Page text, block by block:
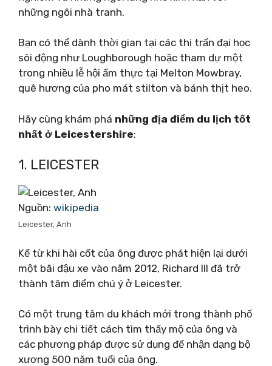
những ngôi nhà tranh.
Bạn có thể dành thời gian tại các thị trấn đại học
sôi động như Loughborough hoặc tham dự một
trong nhiều lễ hội ẩm thực tại Melton Mowbray,
quê hương của pho mát stilton và bánh thịt heo.
Hãy cùng khám phá những địa điểm du lịch tốt
nhất ở Leicestershire:
1. LEICESTER
Nguồn: wikipedia
Leicester, Anh
Kể từ khi hài cốt của ông được phát hiện lại dưới
một bãi đậu xe vào năm 2012, Richard III đã trở
thành tâm điểm chú ý ở Leicester.
Có một trung tâm du khách mới trong thành phố
trình bày chi tiết cách tìm thấy mộ của ông và
các phương pháp được sử dụng để nhận dạng bộ
xương 500 năm tuổi của ông.